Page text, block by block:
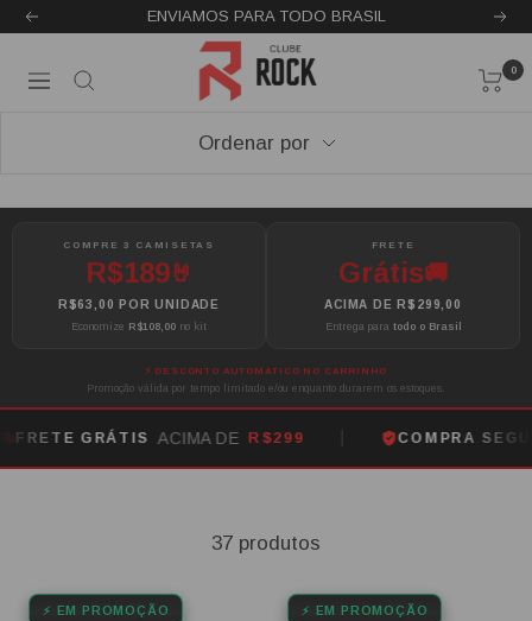
PularAnterior ENVIAMOS PARA TODO BRASIL
Navegação
Clube
Rock
0
Ordenar por
COMPRE 3 CAMISETAS
R$189🤘
R$63,00 POR UNIDADE
Economize R$108,00 no kit
FRETE
Grátis🚚
ACIMA DE R$299,00
Entrega para todo o Brasil
⚡ DESCONTO AUTOMÁTICO NO CARRINHO
Promoção válida por tempo limitado e/ou enquanto durarem os estoques.
GRÁTIS ACIMA DE R$299 COMPRA SEGURA &
37 produtos
⚡ EM PROMOÇÃO ⚡ EM PROMOÇÃO